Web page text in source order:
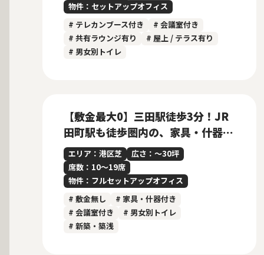
物件：セットアップオフィス
# テレカンブース付き
# 会議室付き
# 共有ラウンジ有り
# 屋上 / テラス有り
# 男女別トイレ
【敷金最大0】三田駅徒歩3分！JR
田町駅も徒歩圏内の、家具・什器付
き新築フルセットアップオフィス
エリア：港区芝
広さ：〜30坪
席数：10〜19席
物件：フルセットアップオフィス
# 敷金無し
# 家具・什器付き
# 会議室付き
# 男女別トイレ
# 新築・築浅